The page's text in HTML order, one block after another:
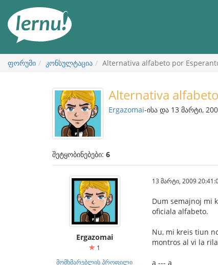
ნახვა
ფორუმი კონსულტაცია Alternativa alfabeto por
Alternativa
Ergazomai-ისა და 13 მარტი,
შეტყობინებები: 6
Ergazomai
1
მომხმარებლის პროფილი
13 მარტი, 2009
Dum semajnoj mi
oficiala alfabeto.
Nu, mi kreis tiun
montros al vi la
a --- a